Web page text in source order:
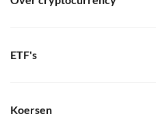
ETF's
Koersen